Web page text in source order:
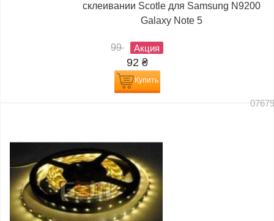
склеивании Scotle для Samsung N9200
Galaxy Note 5
99 Акция
92 ₴
Купить